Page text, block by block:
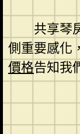
共享琴
側重要感化
價格告知我